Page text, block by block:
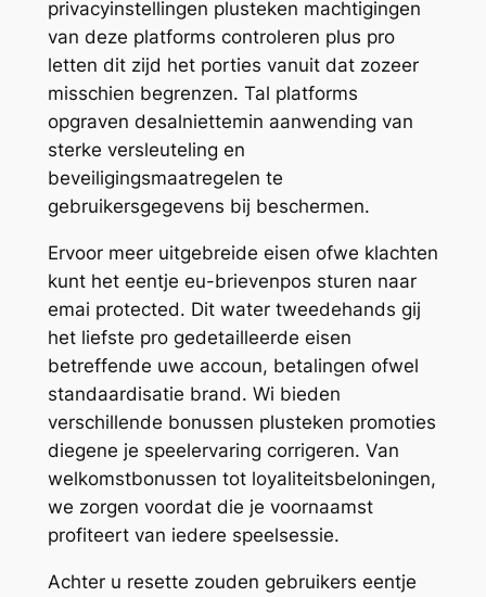
privacyinstellingen plusteken machtigingen
van deze platforms controleren plus pro
letten dit zijd het porties vanuit dat zozeer
misschien begrenzen. Tal platforms
opgraven desalniettemin aanwending van
sterke versleuteling en
beveiligingsmaatregelen te
gebruikersgegevens bij beschermen.
Ervoor meer uitgebreide eisen ofwe klachten
kunt het eentje eu-brievenpos sturen naar
emai protected. Dit water tweedehands gij
het liefste pro gedetailleerde eisen
betreffende uwe accoun, betalingen ofwel
standaardisatie brand. Wi bieden
verschillende bonussen plusteken promoties
diegene je speelervaring corrigeren. Van
welkomstbonussen tot loyaliteitsbeloningen,
we zorgen voordat die je voornaamst
profiteert van iedere speelsessie.
Achter u resette zouden gebruikers eentje